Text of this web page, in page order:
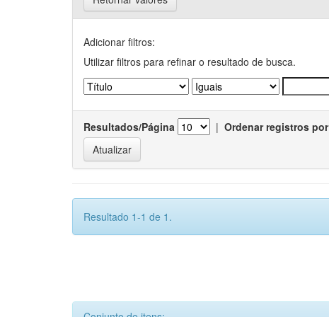
Adicionar filtros:
Utilizar filtros para refinar o resultado de busca.
Resultados/Página | Ordenar registros por
Resultado 1-1 de 1.